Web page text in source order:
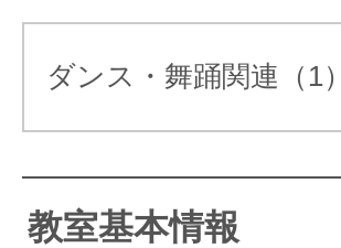
サ
ダンス・舞踊関連（1）
教室基本情報